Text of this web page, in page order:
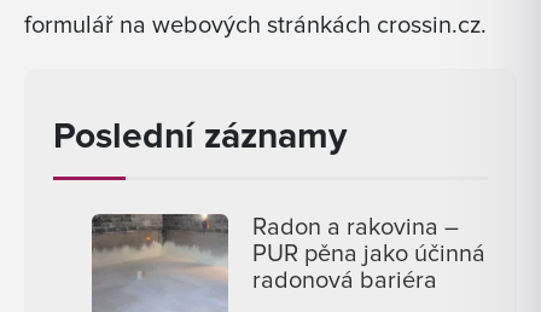
formulář na webových stránkách crossin.cz.
Poslední záznamy
Radon a rakovina –
PUR pěna jako účinná
radonová bariéra